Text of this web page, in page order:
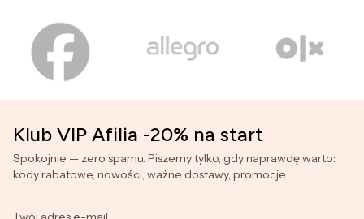
Klub VIP Afilia -20% na start
Spokojnie — zero spamu. Piszemy tylko, gdy naprawdę warto:
kody rabatowe, nowości, ważne dostawy, promocje.